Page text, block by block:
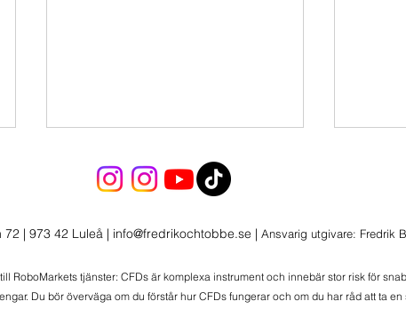
Söndagssnack 2026-07-20
Länk till Momentumlistan:
chlists/205034427/ Länk till
https://www.tradingview.com/wat
chlists/338873740/
72 | 973 42 Luleå | info@fredrikochtobbe.se | Ansvarig utgivare: Fredrik
RoboMarkets tjänster: CFDs är komplexa instrument och innebär stor risk för
Du bör överväga om du förstår hur CFDs fungerar och om du har råd att ta